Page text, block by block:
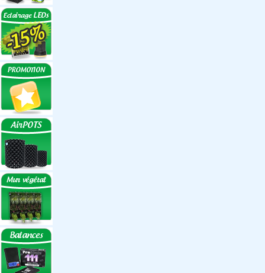
Eclairages LEDs
Eclairages ECO
Kits ECO
Ampoules ECO
Réflecteurs ECO
Réflecteurs
Accessoires
Box Discount
Box par marque
Hortibox
Homebox
Dark Room II
GrowLab
Box par taille
Box 40 cm